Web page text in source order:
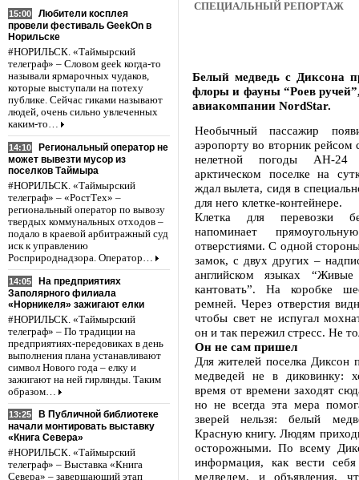
15:00
Любители косплея
провели фестиваль GeekOn в
Норильске
#НОРИЛЬСК. «Таймырский
телеграф» – Словом geek когда-то
называли ярмарочных чудаков,
которые выступали на потеху
публике. Сейчас гиками называют
людей, очень сильно увлеченных
каким-то…
14:10
Региональный оператор не
может вывезти мусор из
поселков Таймыра
#НОРИЛЬСК. «Таймырский
телеграф» – «РостТех» –
региональный оператор по вывозу
твердых коммунальных отходов –
подало в краевой арбитражный суд
иск к управлению
Росприроднадзора. Оператор…
14:05
На предприятиях
Заполярного филиала
«Норникеля» зажигают елки
#НОРИЛЬСК. «Таймырский
телеграф» – По традиции на
предприятиях-передовиках в день
выполнения плана устанавливают
символ Нового года – елку и
зажигают на ней гирлянды. Таким
образом…
13:25
В Публичной библиотеке
начали монтировать выставку
«Книга Севера»
#НОРИЛЬСК. «Таймырский
телеграф» – Выставка «Книга
Севера» – завершающий этап
СПЕЦИАЛЬНЫЙ РЕПОРТАЖ
Белый медведь с Диксона
флоры и фауны “Роев
авиакомпании NordStar.
Необычный пассажир
аэропорту во вторник рейсом
нелетной погоды АН-24
арктическом поселке на
ждал вылета, сидя в
для него клетке-контейнере.
Клетка для перевозки
напоминает
отверстиями. С одной
замок, с двух других –
английском языках
кантовать”. На коробке
ремней. Через отверстия
чтобы свет не испугал
он и так пережил стресс. Не
Он не сам пришел
Для жителей поселка Диксон
медведей не в диковинку:
время от времени заходят
но не всегда эта мера
зверей нельзя: белый
Красную книгу. Людям
осторожными. По всему
информация, как вести
медведем, и объявления,